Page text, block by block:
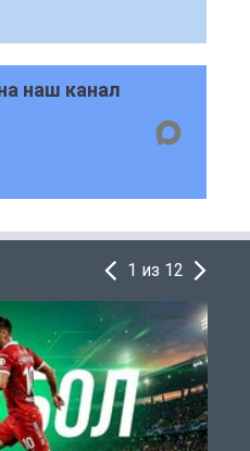
наш канал
1 из 12